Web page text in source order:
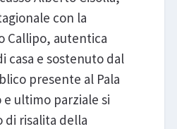
con la
Callipo, autentica
casa e sostenuto dal
presente al Pala
ultimo parziale si
di risalita della